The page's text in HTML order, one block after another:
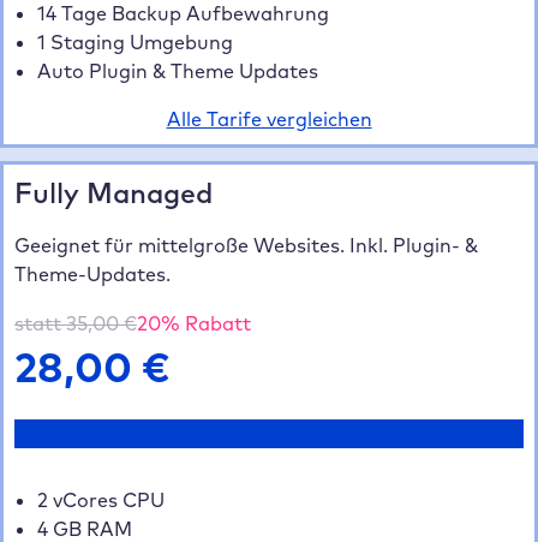
14 Tage Backup Aufbewahrung
1 Staging Umgebung
Auto Plugin & Theme Updates
Alle Tarife vergleichen
Fully Managed
Geeignet für mittelgroße Websites. Inkl. Plugin- &
Theme-Updates.
statt35,00€20% Rabatt
28,00 €
2 vCores CPU
4 GB RAM